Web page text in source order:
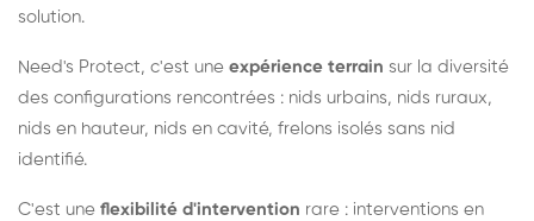
solution.
Need's Protect, c'est une expérience terrain sur la diversité
des configurations rencontrées : nids urbains, nids ruraux,
nids en hauteur, nids en cavité, frelons isolés sans nid
identifié.
C'est une flexibilité d'intervention rare : interventions en